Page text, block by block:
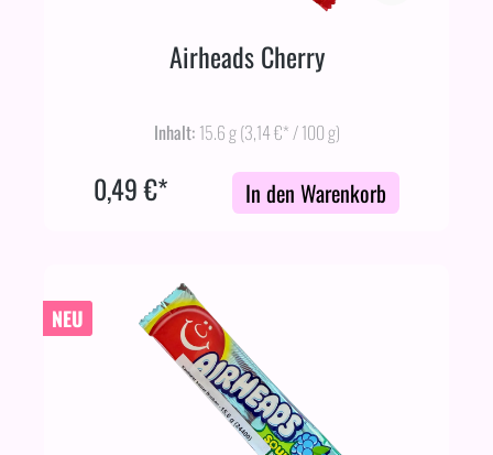
Airheads Cherry
Inhalt: 15.6 g(3,14 €* / 100 g)
0,49 €* In den Warenkorb
NEU